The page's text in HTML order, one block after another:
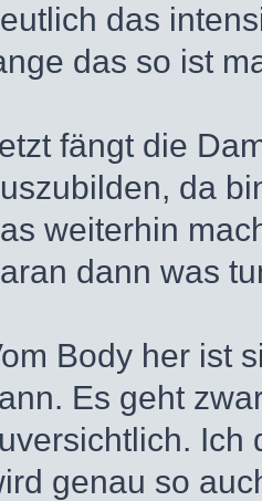
das
das so ist
fängt die
da
weiterhin
dann was
Body her ist
Es geht
Ich
genau so